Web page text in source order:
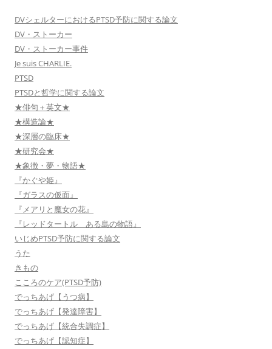
DVシェルターにおけるPTSD予防に関する論文
DV・ストーカー
DV・ストーカー事件
Je suis CHARLIE.
PTSD
PTSDと哲学に関する論文
★俳句＋英文★
★構造論★
★深層の臨床★
★研究会★
★象徴・夢・物語★
『かぐや姫』
『ガラスの仮面』
『メアリと魔女の花』
『レッドタートル ある島の物語』
いじめPTSD予防に関する論文
うた
きもの
こころのケア(PTSD予防)
でっちあげ【うつ病】
でっちあげ【発達障害】
でっちあげ【統合失調症】
でっちあげ【認知症】